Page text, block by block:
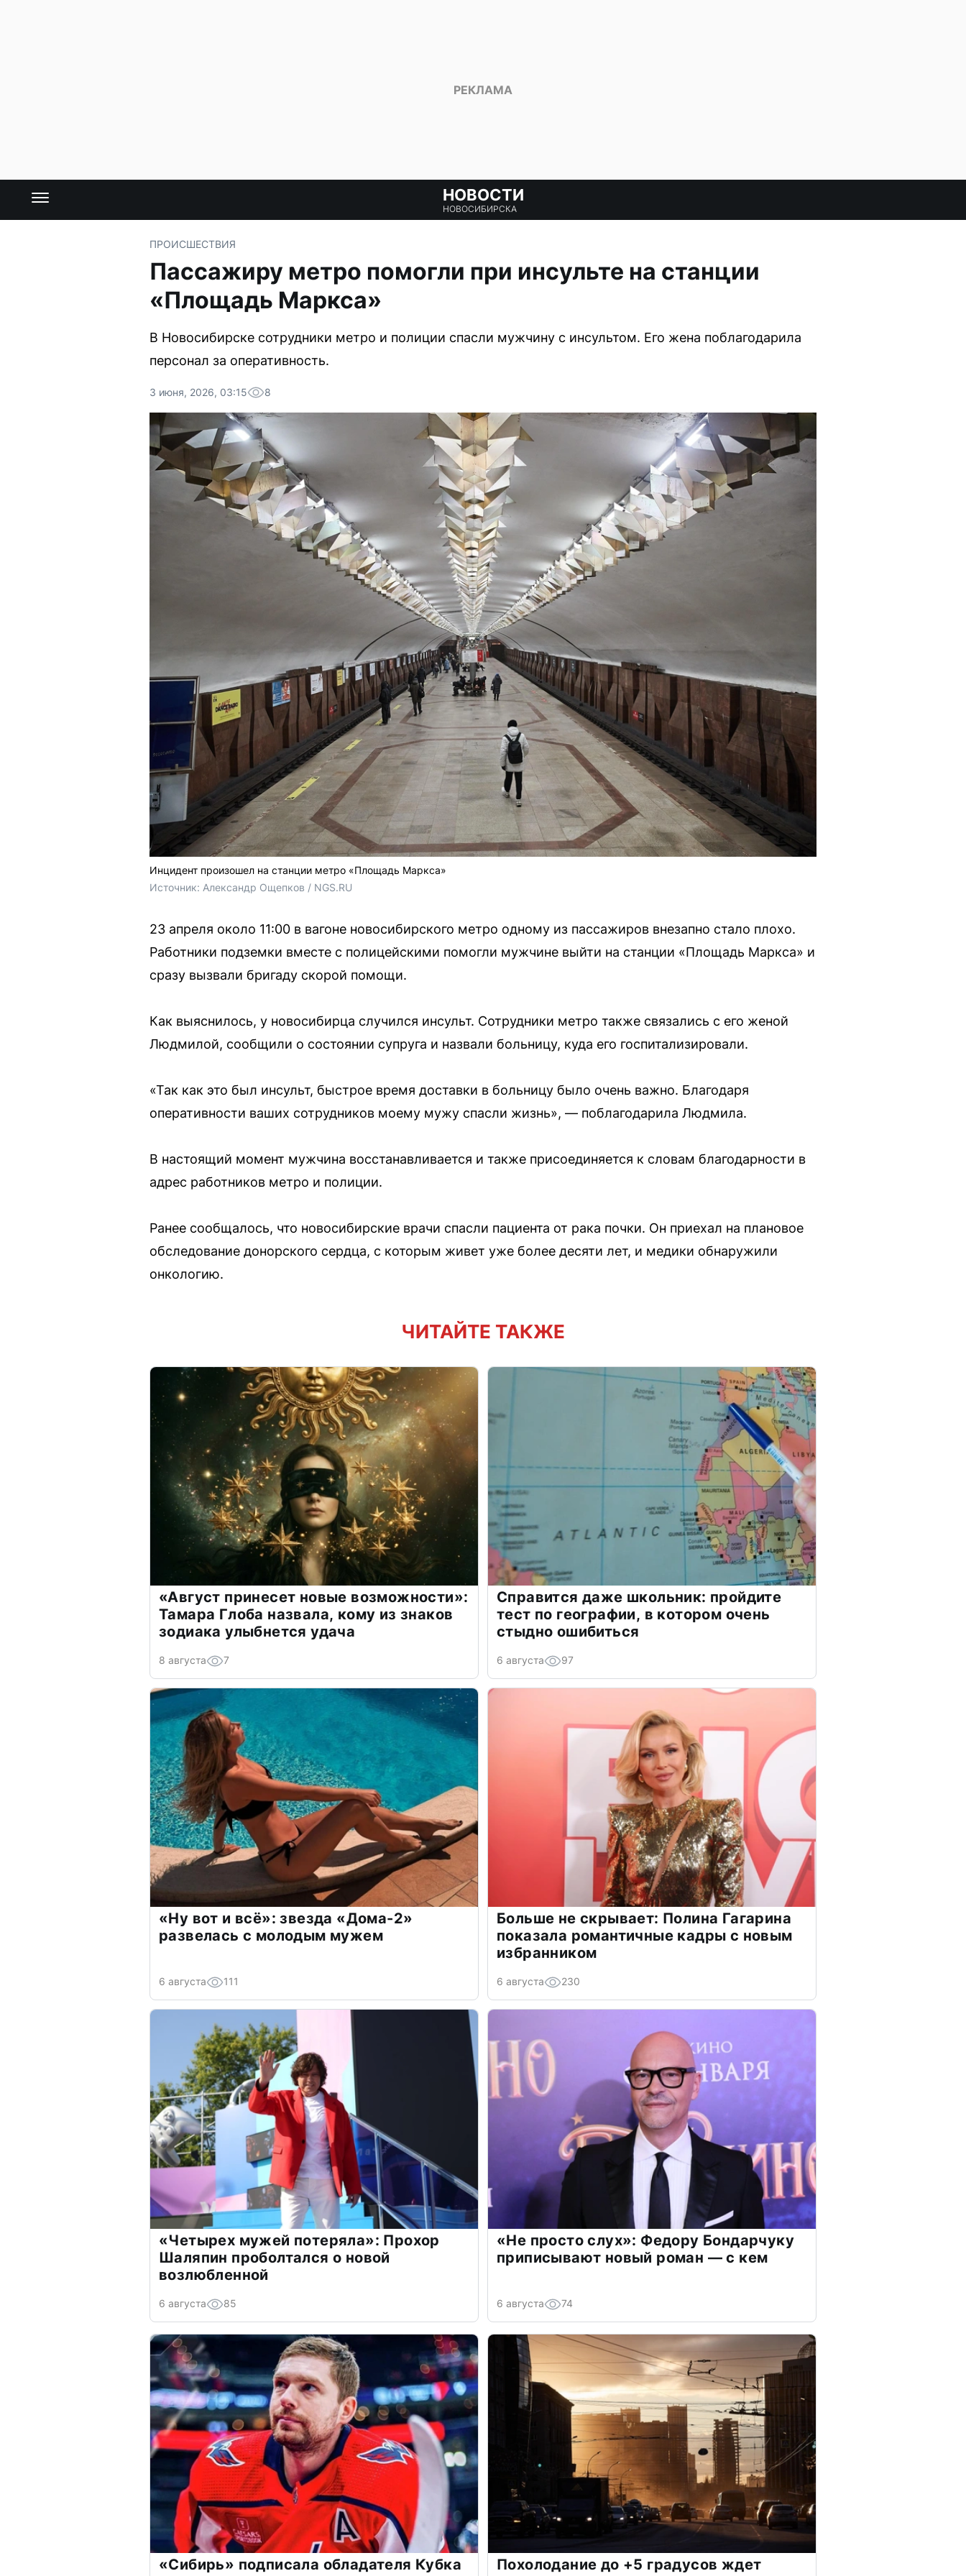
НОВОСТИ
НОВОСИБИРСКА
ПРОИСШЕСТВИЯ
Пассажиру метро помогли при инсульте на станции
«Площадь Маркса»
В Новосибирске сотрудники метро и полиции спасли мужчину с инсультом. Его жена поблагодарила
персонал за оперативность.
3 июня, 2026, 03:15 8
Инцидент произошел на станции метро «Площадь Маркса»
Источник: Александр Ощепков / NGS.RU
23 апреля около 11:00 в вагоне новосибирского метро одному из пассажиров внезапно стало плохо.
Работники подземки вместе с полицейскими помогли мужчине выйти на станции «Площадь Маркса» и
сразу вызвали бригаду скорой помощи.
Как выяснилось, у новосибирца случился инсульт. Сотрудники метро также связались с его женой
Людмилой, сообщили о состоянии супруга и назвали больницу, куда его госпитализировали.
«Так как это был инсульт, быстрое время доставки в больницу было очень важно. Благодаря
оперативности ваших сотрудников моему мужу спасли жизнь», — поблагодарила Людмила.
В настоящий момент мужчина восстанавливается и также присоединяется к словам благодарности в
адрес работников метро и полиции.
Ранее сообщалось, что новосибирские врачи спасли пациента от рака почки. Он приехал на плановое
обследование донорского сердца, с которым живет уже более десяти лет, и медики обнаружили
онкологию.
ЧИТАЙТЕ ТАКЖЕ
«Август принесет новые возможности»:
Тамара Глоба назвала, кому из знаков
зодиака улыбнется удача
8 августа 7
Справится даже школьник: пройдите
тест по географии, в котором очень
стыдно ошибиться
6 августа 97
«Ну вот и всё»: звезда «Дома-2»
развелась с молодым мужем
6 августа 111
Больше не скрывает: Полина Гагарина
показала романтичные кадры с новым
избранником
6 августа 230
«Четырех мужей потеряла»: Прохор
Шаляпин проболтался о новой
возлюбленной
6 августа 85
«Не просто слух»: Федору Бондарчуку
приписывают новый роман — с кем
6 августа 74
«Сибирь» подписала обладателя Кубка
Похолодание до +5 градусов ждет